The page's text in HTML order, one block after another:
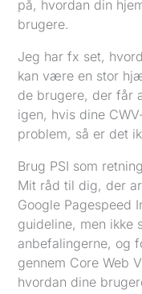
på, hvordan din
brugere.
Jeg har fx set,
kan være en stor
de brugere, der får
igen, hvis dine
problem, så er det
Brug PSI som
Mit råd til dig, der
Google Pagespeed
guideline, men ikke
anbefalingerne, og
gennem Core Web
hvordan dine